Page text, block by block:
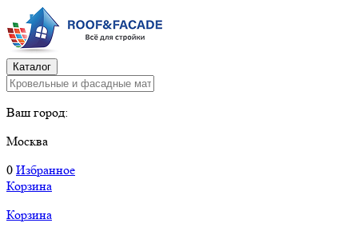
Каталог
Ваш город:
Москва
0 Избранное
Корзина
Корзина